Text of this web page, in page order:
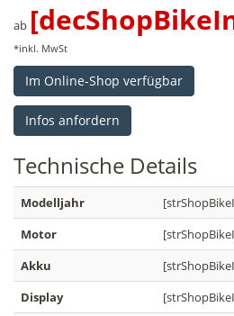
ab
*inkl. MwSt
Im Online-Shop verfügbar
Infos anfordern
Technische Details
Modelljahr
Motor
Akku
Display